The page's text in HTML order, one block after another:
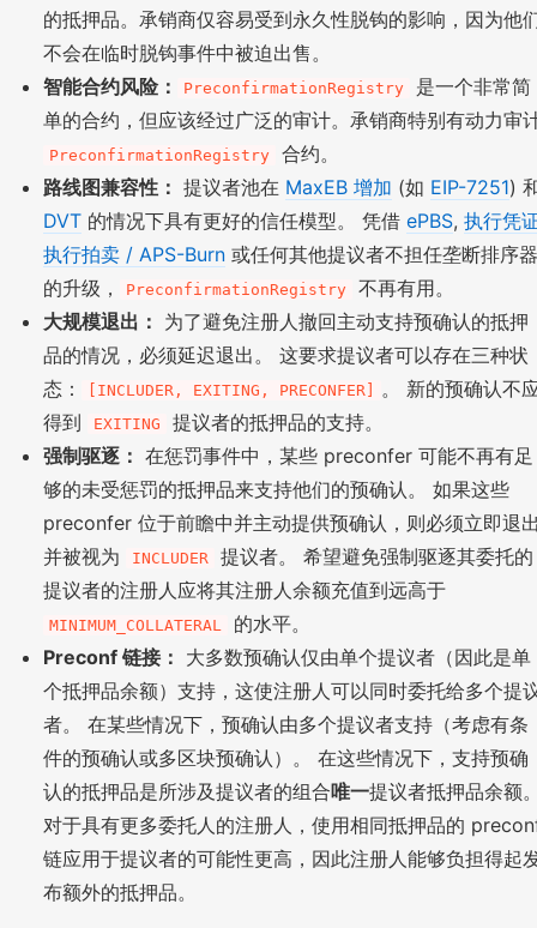
的抵押品。承销商仅容易受到永久性脱钩的影响，因为他
不会在临时脱钩事件中被迫出售。
智能合约风险：
PreconfirmationRegistry
是一个非常简
单的合约，但应该经过广泛的审计。承销商特别有动力审
PreconfirmationRegistry
合约。
路线图兼容性： 提议者池在 MaxEB 增加 (如 EIP-7251)
DVT 的情况下具有更好的信任模型。 凭借 ePBS, 执行凭
执行拍卖 / APS-Burn 或任何其他提议者不担任垄断排序器
的升级，
PreconfirmationRegistry
不再有用。
大规模退出： 为了避免注册人撤回主动支持预确认的抵押
品的情况，必须延迟退出。 这要求提议者可以存在三种状
态：
[INCLUDER, EXITING, PRECONFER]
。 新的预确认不
得到
EXITING
提议者的抵押品的支持。
强制驱逐： 在惩罚事件中，某些 preconfer 可能不再有足
够的未受惩罚的抵押品来支持他们的预确认。 如果这些
preconfer 位于前瞻中并主动提供预确认，则必须立即退
并被视为
INCLUDER
提议者。 希望避免强制驱逐其委托的
提议者的注册人应将其注册人余额充值到远高于
MINIMUM_COLLATERAL
的水平。
Preconf 链接： 大多数预确认仅由单个提议者（因此是单
个抵押品余额）支持，这使注册人可以同时委托给多个提
者。 在某些情况下，预确认由多个提议者支持（考虑有条
件的预确认或多区块预确认）。 在这些情况下，支持预确
认的抵押品是所涉及提议者的组合唯一提议者抵押品余额
对于具有更多委托人的注册人，使用相同抵押品的
链应用于提议者的可能性更高，因此注册人能够负担得起
布额外的抵押品。